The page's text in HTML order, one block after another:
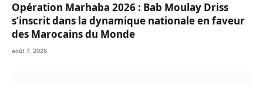
Opération Marhaba 2026 : Bab Moulay Driss
s’inscrit dans la dynamique nationale en faveur
des Marocains du Monde
août 7, 2026